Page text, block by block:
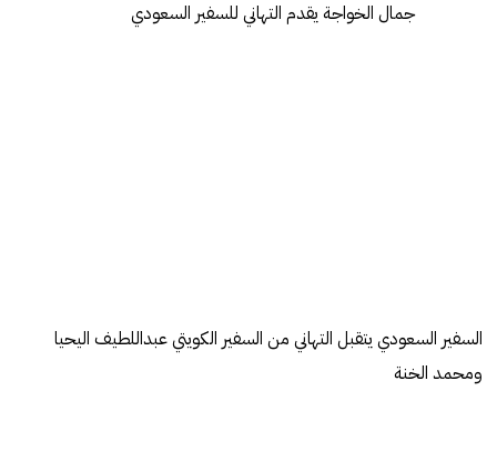
جمال الخواجة يقدم التهاني للسفير السعودي
السفير السعودي يتقبل التهاني من السفير الكويتي عبداللطيف اليحيا
ومحمد الخنة